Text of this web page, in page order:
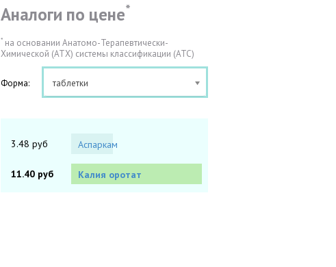
Аналоги по цене*
*на основании Анатомо-Терапевтически-
Химической (АТХ) системы классификации (АТС)
Форма: таблетки
3.48 руб Аспаркам
11.40 руб Калия оротат